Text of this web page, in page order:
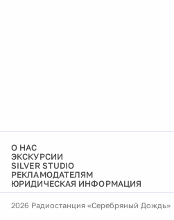
О НАС
ЭКСКУРСИИ
SILVER STUDIO
РЕКЛАМОДАТЕЛЯМ
ЮРИДИЧЕСКАЯ ИНФОРМАЦИЯ
2026 Радиостанция «Серебряный Дождь»